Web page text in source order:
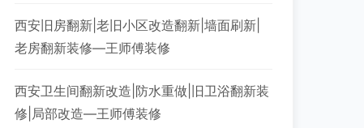
西安旧房翻新|老旧小区改造翻新|墙面刷新|
老房翻新装修—王师傅装修
西安卫生间翻新改造|防水重做|旧卫浴翻新装
修|局部改造—王师傅装修